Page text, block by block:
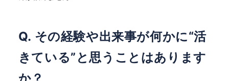
Q. その経験や出来事が何かに“活
きている”と思うことはあります